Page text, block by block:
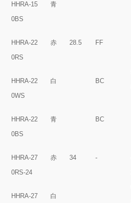
HHRA-15
0BS
青
HHRA-22
0RS
赤 28.5 FF
HHRA-22
0WS
白 BC
HHRA-22
0BS
青 BC
HHRA-27
0RS-24
赤 34 -
HHRA-27
白